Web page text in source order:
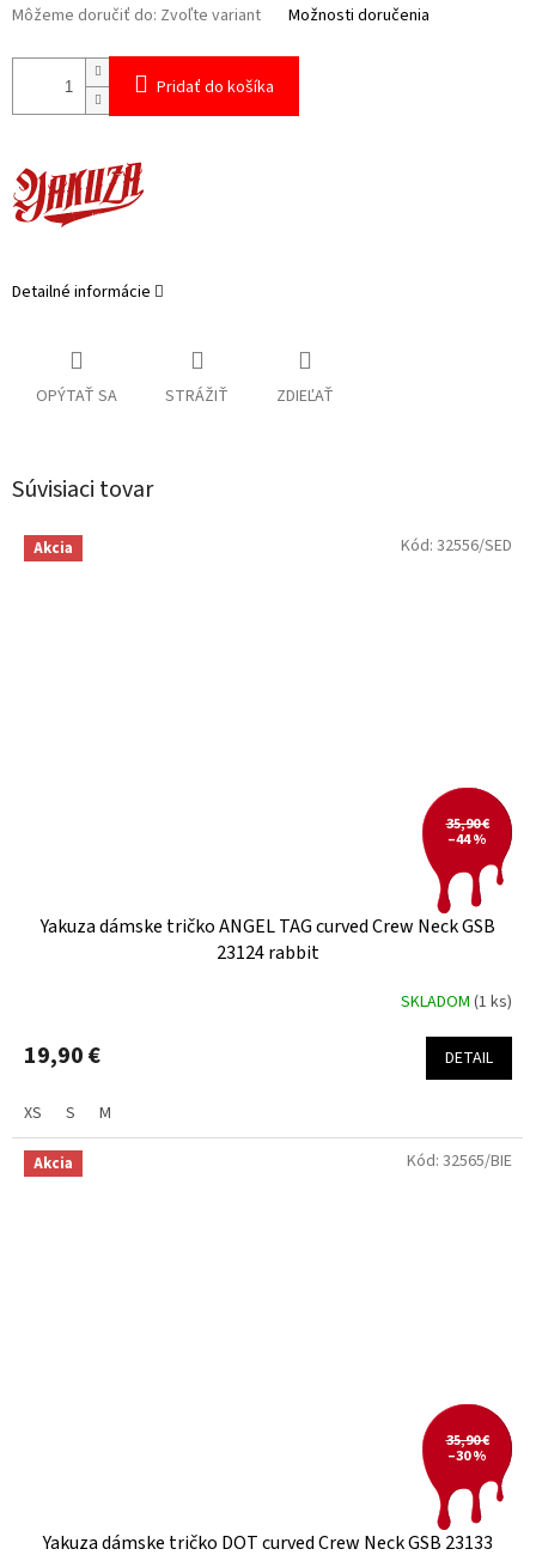
Môžeme doručiť do: Zvoľte variant Možnosti doručenia
Pridať do košíka
Detailné informácie
OPÝTAŤ SA STRÁŽIŤ ZDIEĽAŤ
Súvisiaci tovar
Akcia
35,90 €
–44 %
Yakuza dámske tričko ANGEL TAG curved Crew Neck GSB
23124 rabbit
SKLADOM (1 ks)
19,90 € DETAIL
XS S M
Kód: 32556/SED
Akcia
35,90 €
–30 %
Yakuza dámske tričko DOT curved Crew Neck GSB 23133
Kód: 32565/BIE